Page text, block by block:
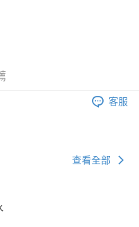
2-5個工作天到店，3天內
2-5個工作天到店，3天內
客服
查看全部